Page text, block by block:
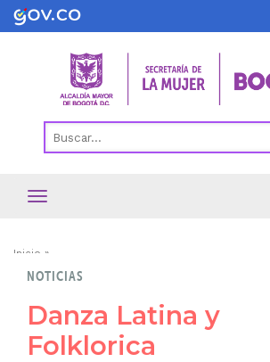
Pasar
al
Ruta
de
navegación
Inicio
NOTICIAS
Danza Latina y
Folklorica